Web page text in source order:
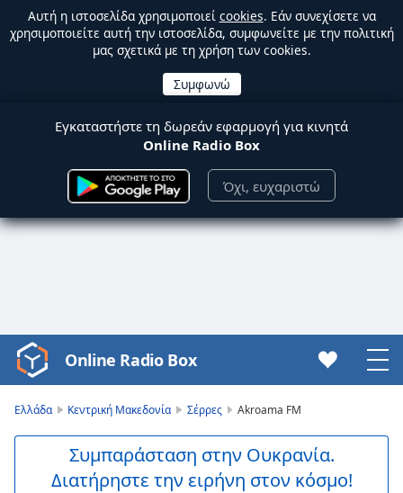
Αυτή η ιστοσελίδα χρησιμοποιεί cookies. Εάν συνεχίσετε να
χρησιμοποιείτε αυτή την ιστοσελίδα, συμφωνείτε με την πολιτική
μας σχετικά με τη χρήση των cookies.
Εγκαταστήστε τη δωρεάν εφαρμογή για κινητά
Online Radio Box
Όχι, ευχαριστώ
Video
Player
Online Radio Box
Ελλάδα Κεντρική Μακεδονία Σέρρες Akroama FM
Συμπαράσταση στην Ουκρανία.
Διατήρηστε την ειρήνη στον κόσμο!